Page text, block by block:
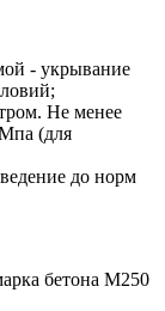
- укрывание
Не менее
(для
до норм
бетона М250